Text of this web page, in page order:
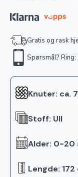
Gratis og rask
Spørsmål?
Knuter: ca.
Stoff: Ull
Alder: 0-20
Lengde: 172